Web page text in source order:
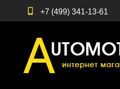
+7 (499) 341-13-61